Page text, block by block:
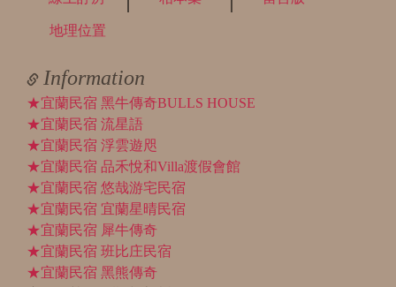
地理位置
Information
★宜蘭民宿 黑牛傳奇BULLS HOUSE
★宜蘭民宿 流星語
★宜蘭民宿 浮雲遊咫
★宜蘭民宿 品禾悅和Villa渡假會館
★宜蘭民宿 悠哉游宅民宿
★宜蘭民宿 宜蘭星晴民宿
★宜蘭民宿 犀牛傳奇
★宜蘭民宿 班比庄民宿
★宜蘭民宿 黑熊傳奇